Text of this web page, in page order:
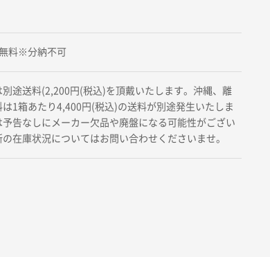
料※分納不可
途送料(2,200円(税込)を頂戴いたします。沖縄、離
は1箱あたり4,400円(税込)の送料が別途発生いたしま
予告なしにメーカー欠品や廃盤になる可能性がござい
の在庫状況についてはお問い合わせくださいませ。